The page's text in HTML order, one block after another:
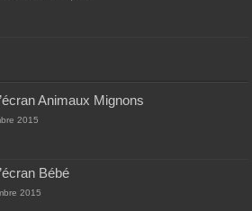
Animaux Mignons
2015
Bébé
2015